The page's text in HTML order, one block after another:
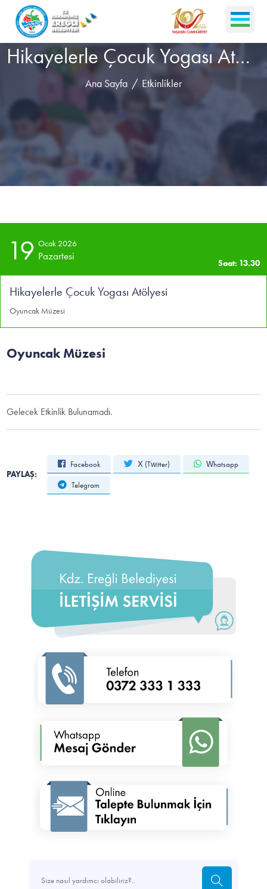
Hikayelerle Çocuk Yogası Atölyesi
Ana Sayfa Etkinlikler
19 Ocak 2026
Pazartesi
Saat: 13.30
Hikayelerle Çocuk Yogası Atölyesi
Oyuncak Müzesi
Oyuncak Müzesi
Gelecek Etkinlik Bulunamadı.
PAYLAŞ:
Facebook X (Twitter) Whatsapp
Telegram